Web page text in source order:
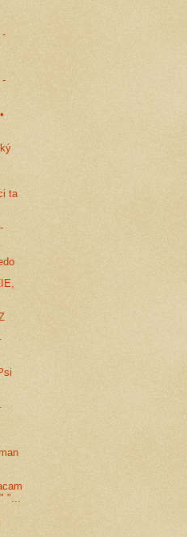
-
-
ta
"...